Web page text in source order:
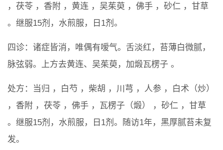
，茯苓 ，香附 ，黄连 ，吴茱萸 ，佛手 ，砂仁 ，甘草
。继服15剂，水煎服，日1剂。
四诊：诸症皆消，唯偶有嗳气。舌淡红，苔薄白微腻，
脉弦弱。上方去黄连、吴茱萸，加煅瓦楞子 。
处方：当归 ，白芍 ，柴胡 ，川芎 ，人参 ，白术（炒）
，香附 ，茯苓 ，佛手 ，瓦楞子（煅） ，砂仁 ，甘草
。继服15剂，水煎服，日1剂。随访1年，黑厚腻苔未复
发。